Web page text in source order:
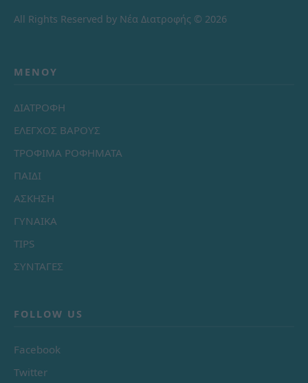
All Rights Reserved by Νέα Διατροφής © 2026
ΜΕΝΟΎ
ΔΙΑΤΡΟΦΗ
ΕΛΕΓΧΟΣ ΒΑΡΟΥΣ
ΤΡΟΦΙΜΑ ΡΟΦΗΜΑΤΑ
ΠΑΙΔΙ
ΑΣΚΗΣΗ
ΓΥΝΑΙΚΑ
TIPS
ΣΥΝΤΑΓΕΣ
FOLLOW US
Facebook
Twitter